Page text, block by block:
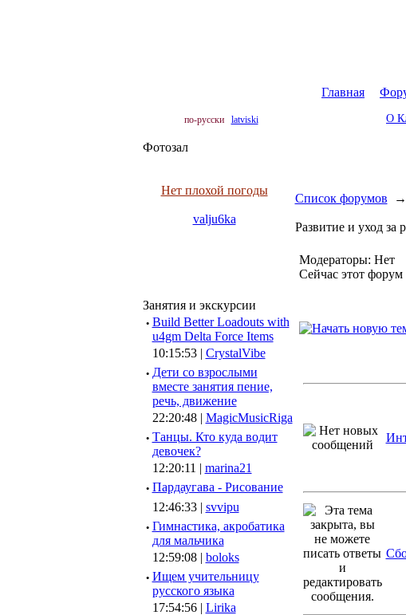
Главная
по-русски latviski О
Фотозал
Нет плохой погоды
valju6ka
Занятия и экскурсии
· Build Better Loadouts with
u4gm Delta Force Items
10:15:53 | CrystalVibe
· Дети со взрослыми
вместе занятия пение,
речь, движение
22:20:48 | MagicMusicRiga
· Танцы. Кто куда водит
девочек?
12:20:11 | marina21
· Пардаугава - Рисование
12:46:33 | svvipu
· Гимнастика, акробатика
для мальчика
12:59:08 | boloks
· Ищем учительницу
русского языка
17:54:56 | Lirika
Список форумов →
Развитие и уход за
Модераторы: Нет
Сейчас этот